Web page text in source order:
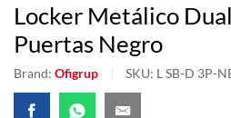
Locker Metálico
Puertas Negro
Brand: Ofigrup SKU: L SB-D 3P-